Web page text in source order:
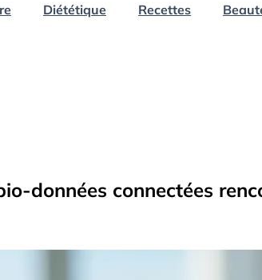
Diététique Recettes
données connectées